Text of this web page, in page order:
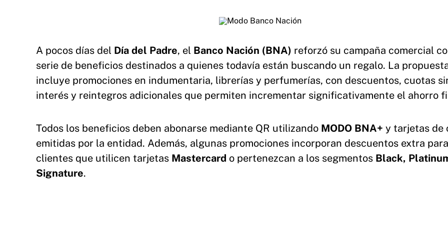
A pocos días del Día del Padre, el Banco Nación (BNA) reforzó su campaña comercial
serie de beneficios destinados a quienes todavía están buscando un regalo. La
incluye promociones en indumentaria, librerías y perfumerías, con descuentos, cuotas
interés y reintegros adicionales que permiten incrementar significativamente el ahorro
Todos los beneficios deben abonarse mediante QR utilizando MODO BNA+ y tarjetas de
emitidas por la entidad. Además, algunas promociones incorporan descuentos extra para
clientes que utilicen tarjetas Mastercard o pertenezcan a los segmentos Black,
Signature.